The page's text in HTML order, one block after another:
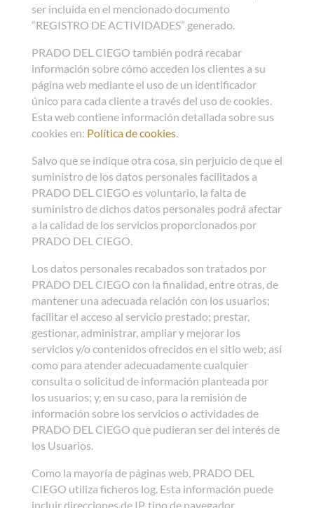
ser incluida en el mencionado documento
“REGISTRO DE ACTIVIDADES” generado.
PRADO DEL CIEGO también podrá recabar
información sobre cómo acceden los clientes a su
página web mediante el uso de un identificador
único para cada cliente a través del uso de cookies.
Esta web contiene información detallada sobre sus
cookies en: Política de cookies.
Salvo que se indique otra cosa, sin perjuicio de que el
suministro de los datos personales facilitados a
PRADO DEL CIEGO es voluntario, la falta de
suministro de dichos datos personales podrá afectar
a la calidad de los servicios proporcionados por
PRADO DEL CIEGO.
Los datos personales recabados son tratados por
PRADO DEL CIEGO con la finalidad, entre otras, de
mantener una adecuada relación con los usuarios;
facilitar el acceso al servicio prestado; prestar,
gestionar, administrar, ampliar y mejorar los
servicios y/o contenidos ofrecidos en el sitio web; así
como para atender adecuadamente cualquier
consulta o solicitud de información planteada por
los usuarios; y, en su caso, para la remisión de
información sobre los servicios o actividades de
PRADO DEL CIEGO que pudieran ser del interés de
los Usuarios.
Como la mayoría de páginas web, PRADO DEL
CIEGO utiliza ficheros log. Esta información puede
incluir direcciones de IP, tipo de navegador,